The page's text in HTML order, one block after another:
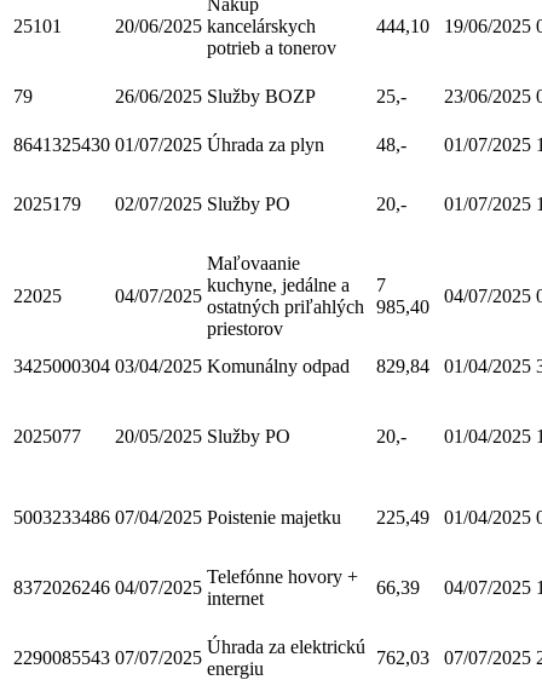
25101 20/06/2025 kancelárskych
potrieb a tonerov
444,10 19/06/2025
79 26/06/2025 Služby BOZP 25,- 23/06/2025
8641325430 01/07/2025 Úhrada za plyn 48,- 01/07/2025
2025179 02/07/2025 Služby PO 20,- 01/07/2025
22025 04/07/2025
Maľovaanie
kuchyne, jedálne a
ostatných priľahlých
priestorov
7
985,40
04/07/2025
3425000304 03/04/2025 Komunálny odpad 829,84 01/04/2025
2025077 20/05/2025 Služby PO 20,- 01/04/2025
5003233486 07/04/2025 Poistenie majetku 225,49 01/04/2025
8372026246 04/07/2025
Telefónne hovory +
internet
66,39 04/07/2025
2290085543 07/07/2025
Úhrada za elektrickú
energiu
762,03 07/07/2025